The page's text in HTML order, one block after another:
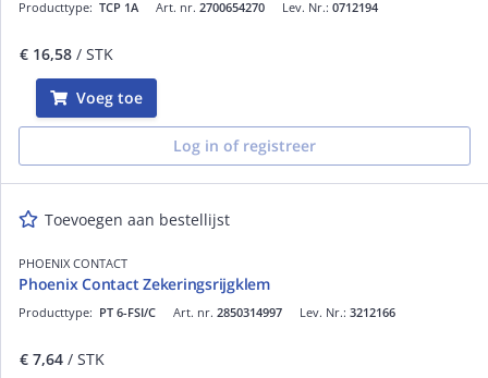
Art. nr. 2700654270
Producttype: TCP 1A Lev. Nr.: 0712194
€ 16,58 / STK
Voeg toe
Log in of registreer
Toevoegen aan bestellijst
PHOENIX CONTACT
Phoenix Contact Zekeringsrijgklem
Art. nr. 2850314997
Producttype: PT 6-FSI/C Lev. Nr.: 3212166
€ 7,64 / STK